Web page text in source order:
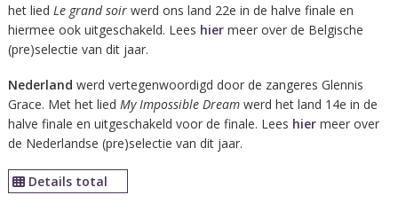
het lied Le grand soirwerd ons land 22e in de halve finale en
hiermee ook uitgeschakeld. Lees hiermeer over de Belgische
(pre)selectie van dit jaar.
Nederland werd vertegenwoordigd door de zangeres Glennis
Grace. Met het lied My Impossible Dreamwerd het land 14e in de
halve finale en uitgeschakeld voor de finale. Lees hiermeer over
de Nederlandse (pre)selectie van dit jaar.
Details total